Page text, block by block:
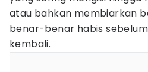
atau bahkan membiarkan
benar-benar habis
kembali.